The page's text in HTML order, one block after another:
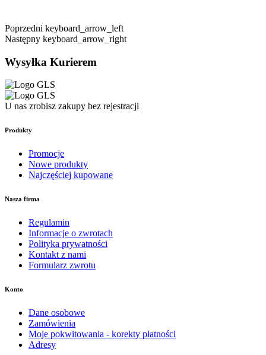
Poprzedni keyboard_arrow_left
Następny keyboard_arrow_right
Wysyłka Kurierem
U nas zrobisz zakupy bez rejestracji
Produkty
Promocje
Nowe produkty
Najczęściej kupowane
Nasza firma
Regulamin
Informacje o zwrotach
Polityka prywatności
Kontakt z nami
Formularz zwrotu
Konto
Dane osobowe
Zamówienia
Moje pokwitowania - korekty płatności
Adresy